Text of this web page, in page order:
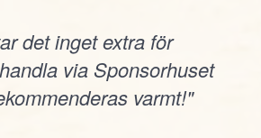
det inget extra för
via Sponsorhuset
varmt!"